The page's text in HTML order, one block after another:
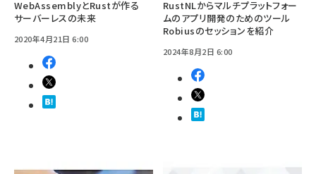
WebAssemblyとRustが作る
サーバーレスの未来
2020年4月21日 6:00
RustNLからマルチプラットフォー
ムのアプリ開発のためのツール
Robiusのセッションを紹介
2024年8月2日 6:00